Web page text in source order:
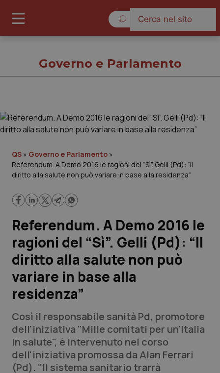
Governo e Parlamento
Regioni e Asl
Lavoro e Professioni
Scienza e Farmaci
Studi e Analisi
Lettere al direttore
Edizioni Regionali
QS Pro
Professionisti Sanitari.AI
Governo e Parlamento
QS » Governo e Parlamento »
Referendum. A Demo 2016 le ragioni del “Sì”. Gelli (Pd): “Il
diritto alla salute non può variare in base alla residenza”
Referendum. A Demo 2016 le
ragioni del “Sì”. Gelli (Pd): “Il
diritto alla salute non può
variare in base alla
residenza”
Così il responsabile sanità Pd, promotore
dell'iniziativa "Mille comitati per un'Italia
in salute", è intervenuto nel corso
dell'iniziativa promossa da Alan Ferrari
(Pd). "Il sistema sanitario trarrà